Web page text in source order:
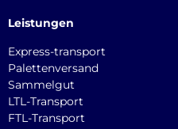
Leistungen
Express-transport
Palettenversand
Sammelgut
LTL-Transport
FTL-Transport